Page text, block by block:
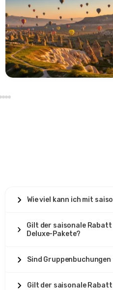
Wie viel kann ich mit
Gilt der saisonale
Deluxe-Pakete?
Sind
Gilt der saisonale